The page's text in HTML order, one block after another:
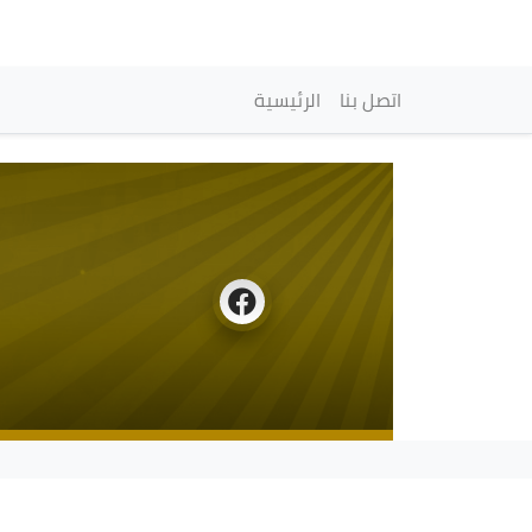
Main navigation
الرئيسية اتصل بنا